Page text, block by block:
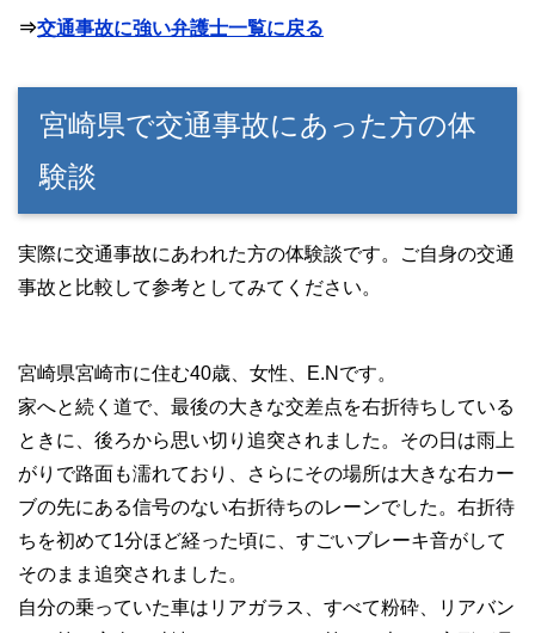
⇒交通事故に強い弁護士一覧に戻る
宮崎県で交通事故にあった方の体
験談
実際に交通事故にあわれた方の体験談です。ご自身の交通
事故と比較して参考としてみてください。
宮崎県宮崎市に住む40歳、女性、E.Nです。
家へと続く道で、最後の大きな交差点を右折待ちしている
ときに、後ろから思い切り追突されました。その日は雨上
がりで路面も濡れており、さらにその場所は大きな右カー
ブの先にある信号のない右折待ちのレーンでした。右折待
ちを初めて1分ほど経った頃に、すごいブレーキ音がして
そのまま追突されました。
自分の乗っていた車はリアガラス、すべて粉砕、リアバン